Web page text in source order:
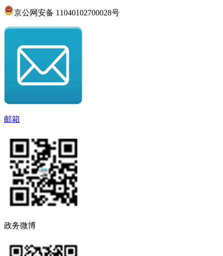
京公网安备 11040102700028号
邮箱
政务微博